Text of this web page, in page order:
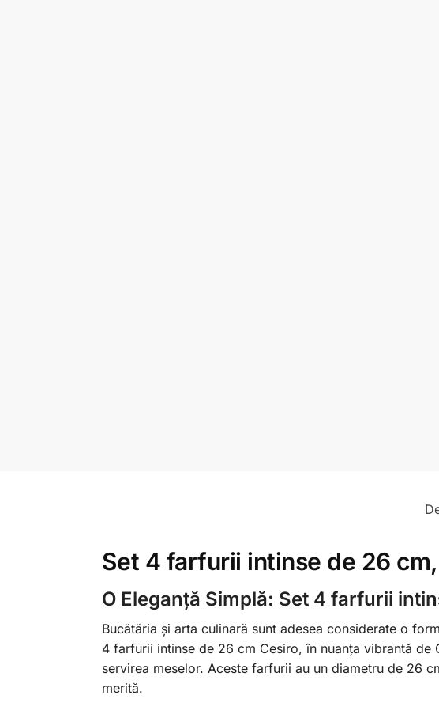
Set 4 farfurii intinse de 26
O Eleganță Simplă: Set 4 farfurii
Bucătăria și arta culinară sunt adesea considerate o
4 farfurii intinse de 26 cm Cesiro, în nuanța vibrantă de
servirea meselor. Aceste farfurii au un diametru de 26
merită.